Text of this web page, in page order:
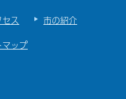
ス
市の紹介
マップ